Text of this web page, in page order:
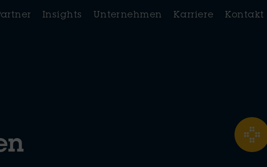
Insights Unternehmen Karriere Kontakt